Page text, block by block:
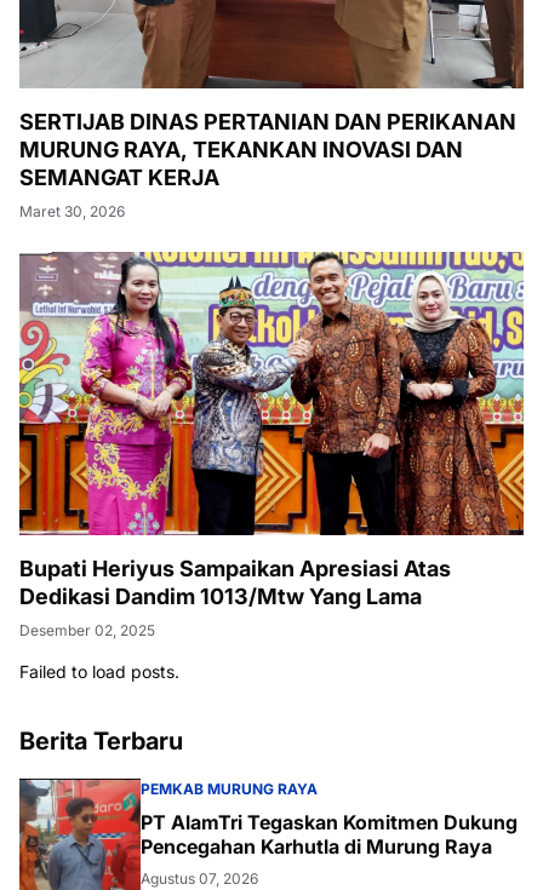
SERTIJAB DINAS PERTANIAN DAN PERIKANAN
MURUNG RAYA, TEKANKAN INOVASI DAN
SEMANGAT KERJA
Maret 30, 2026
Bupati Heriyus Sampaikan Apresiasi Atas
Dedikasi Dandim 1013/Mtw Yang Lama
Desember 02, 2025
Failed to load posts.
Berita Terbaru
PEMKAB MURUNG RAYA
PT AlamTri Tegaskan Komitmen Dukung
Pencegahan Karhutla di Murung Raya
Agustus 07, 2026